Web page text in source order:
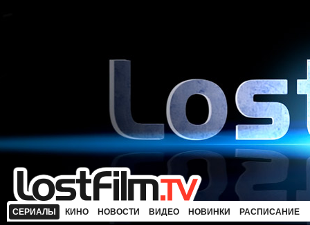
СЕРИАЛЫ КИНО НОВОСТИ ВИДЕО НОВИНКИ РАСПИСАНИЕ